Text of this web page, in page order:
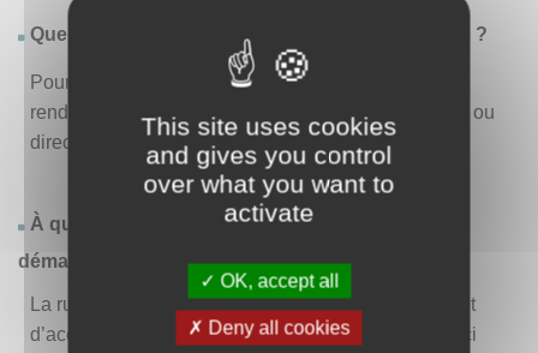
This site uses cookies
and gives you control
over what you want to
activate
OK, accept all
Deny all cookies
Quelles sont les démarches disponibles en ligne ?
Pour consulter la liste des démarches disponibles,
rendez-vous dans le menu « Liste des démarches » ou
directement en page d’accueil.
À quoi correspond la rubrique « Effectuer une
démarche » ?
La rubrique « Effectuer une démarche » vous permet
d’accéder à la liste des démarches disponibles. D’ici